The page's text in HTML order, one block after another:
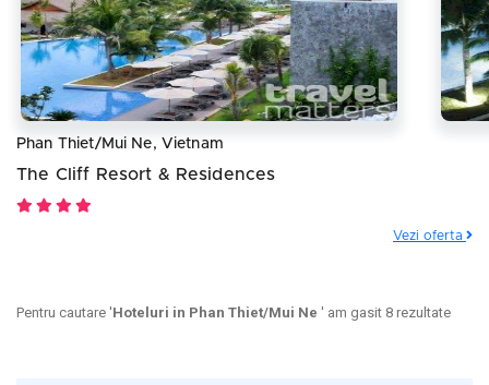
Phan Thiet/Mui Ne, Vietnam
The Cliff Resort & Residences
Vezi oferta
Pentru cautare 'Hoteluri in Phan Thiet/Mui Ne ' am gasit 8 rezultate